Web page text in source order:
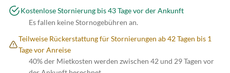
Kostenlose Stornierung bis 43 Tage vor der Ankunft
Es fallen keine Stornogebühren an.
Teilweise Rückerstattung für Stornierungen ab 42 Tagen bis 1
Tage vor Anreise
40% der Mietkosten werden zwischen 42 und 29 Tagen vor